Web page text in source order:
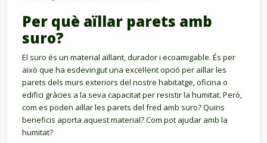
Per què aïllar parets amb
suro?
El suro és un material aïllant, durador i ecoamigable. És per
això que ha esdevingut una excel·lent opció per aïllar les
parets dels murs exteriors del nostre habitatge, oficina o
edifici gràcies a la seva capacitat per resistir la humitat. Però,
com es poden aïllar les parets del fred amb suro? Quins
beneficis aporta aquest material? Com pot ajudar amb la
humitat?